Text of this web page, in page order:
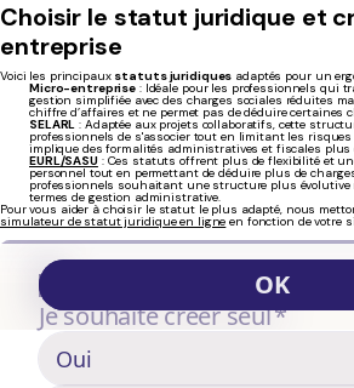
Choisir le statut juridique et
entreprise
Voici les principaux statuts juridiques adaptés pour un
Micro-entreprise : Idéale pour les professionnels qui
gestion simplifiée avec des charges sociales réduites
chiffre d’affaires et ne permet pas de déduire certaines
SELARL : Adaptée aux projets collaboratifs, cette
professionnels de s'associer tout en limitant les
implique des formalités administratives et fiscales plus
EURL/SASU: Ces statuts offrent plus de flexibilité et
personnel tout en permettant de déduire plus de
professionnels souhaitant une structure plus
termes de gestion administrative.
Pour vous aider à choisir le statut le plus adapté, nous
simulateur de statut juridique en ligne en fonction de votre